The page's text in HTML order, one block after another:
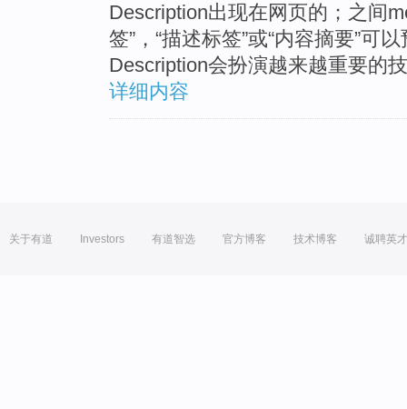
Description出现在网页的；之间
签”，“描述标签”或“内容摘要”可
Description会扮演越来越重要的
详细内容
关于有道 Investors 有道智选 官方博客 技术博客 诚聘英才